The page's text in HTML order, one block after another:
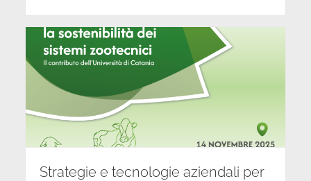
Strategie e tecnologie aziendali per